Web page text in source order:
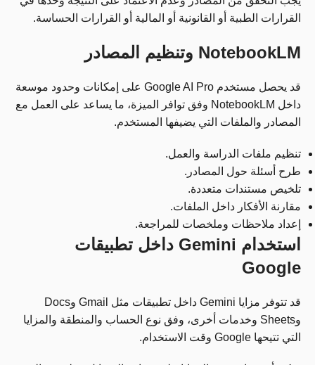
القرارات الطبية أو القانونية أو المالية أو القرارات الحساسة.
NotebookLM وتنظيم المصادر
قد يحصل مستخدم Google AI Pro على إمكانات وحدود موسعة
داخل NotebookLM وفق توافر الميزة، ما يساعد على العمل مع
المصادر والملفات التي يضيفها المستخدم.
تنظيم ملفات الدراسة والعمل.
طرح أسئلة حول المصادر.
تلخيص مستندات متعددة.
مقارنة الأفكار داخل الملفات.
إعداد ملاحظات وملخصات للمراجعة.
استخدام Gemini داخل تطبيقات
Google
قد تتوفر مزايا Gemini داخل تطبيقات مثل Gmail وDocs
وSheets وخدمات أخرى، وفق نوع الحساب والمنطقة والمزايا
التي تتيحها Google وقت الاستخدام.